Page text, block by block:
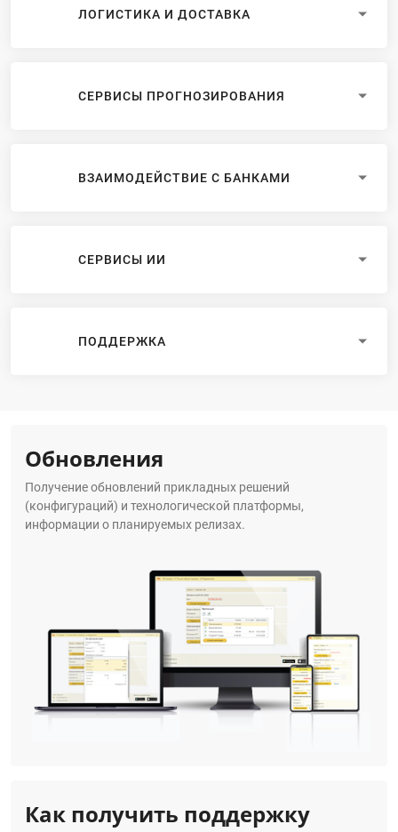
ЛОГИСТИКА И ДОСТАВКА
СЕРВИСЫ ПРОГНОЗИРОВАНИЯ
ВЗАИМОДЕЙСТВИЕ С БАНКАМИ
СЕРВИСЫ ИИ
ПОДДЕРЖКА
Обновления
Получение обновлений прикладных решений
(конфигураций) и технологической платформы,
информации о планируемых релизах.
Как получить поддержку